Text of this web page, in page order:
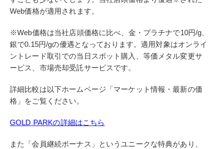
Web価格が適用されます。
※Web価格は当社店頭価格に比べ、金・プラチナで10円/g、
銀で0.15円/gの優遇となっております。適用対象はオンライ
ントレード取引での当日スポット購入、等価メタル変更サ
ービス、市場売却受託サービスです。
詳細比較は以下ホームページ「マーケット情報・最新の価
格」をご覧ください。
GOLD PARKの詳細はこちら
また「会員継続ボーナス」というユニークな特典があり、